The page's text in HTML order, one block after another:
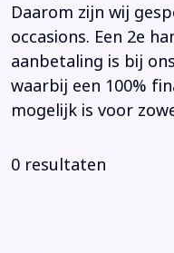
Daarom zijn wij
occasions. Een 2e
aanbetaling is bij
waarbij een 100%
mogelijk is voor
0 resultaten